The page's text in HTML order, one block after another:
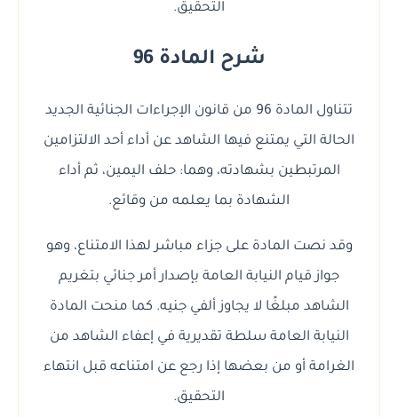
التحقيق.
شرح المادة 96
تتناول المادة 96 من قانون الإجراءات الجنائية الجديد
الحالة التي يمتنع فيها الشاهد عن أداء أحد الالتزامين
المرتبطين بشهادته، وهما: حلف اليمين، ثم أداء
الشهادة بما يعلمه من وقائع.
وقد نصت المادة على جزاء مباشر لهذا الامتناع، وهو
جواز قيام النيابة العامة بإصدار أمر جنائي بتغريم
الشاهد مبلغًا لا يجاوز ألفي جنيه. كما منحت المادة
النيابة العامة سلطة تقديرية في إعفاء الشاهد من
الغرامة أو من بعضها إذا رجع عن امتناعه قبل انتهاء
التحقيق.